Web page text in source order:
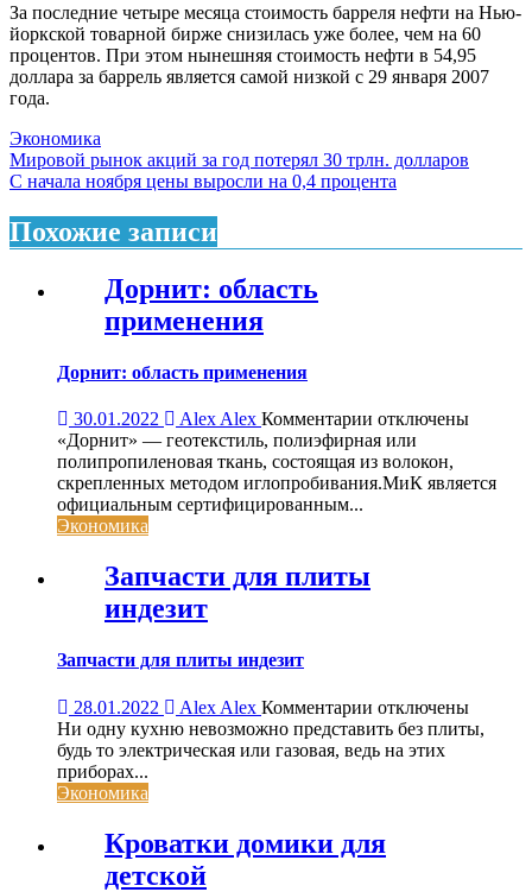
За последние четыре месяца стоимость барреля нефти на Нью-
йоркской товарной бирже снизилась уже более, чем на 60
процентов. При этом нынешняя стоимость нефти в 54,95
доллара за баррель является самой низкой с 29 января 2007
года.
Экономика
Навигация
по
записям
Мировой рынок акций за год потерял 30 трлн. долларов
С начала ноября цены выросли на 0,4 процента
Похожие записи
Дорнит: область
применения
Дорнит: область применения
30.01.2022 Alex Alex Комментарии к
записи
Дорнит:
область
отключены
«Дорнит» — геотекстиль, полиэфирная или
полипропиленовая ткань, состоящая из волокон,
скрепленных методом иглопробивания.МиК является
официальным сертифицированным...
Экономика
Запчасти для плиты
индезит
Запчасти для плиты индезит
28.01.2022 Alex Alex Комментарии к
записи
Запчасти
отключены
Ни одну кухню невозможно представить без плиты,
будь то электрическая или газовая, ведь на этих
приборах...
Экономика
Кроватки домики для
детской